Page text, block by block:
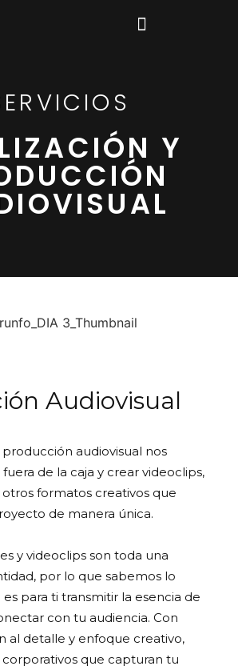
Y
Audiovisual
producción audiovisual nos
de la caja y crear videoclips,
formatos creativos que
de manera única.
y videoclips son toda una
por lo que sabemos lo
para ti transmitir la esencia de
con tu audiencia. Con
al detalle y enfoque creativo,
que capturan tu